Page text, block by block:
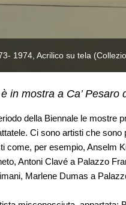
1974, Acrilico su tela
in mostra a Ca’
della Biennale le mostre
Ci sono artisti che
come, per esempio, Anselm
Antoni Clavé a Palazzo
Marlene Dumas a